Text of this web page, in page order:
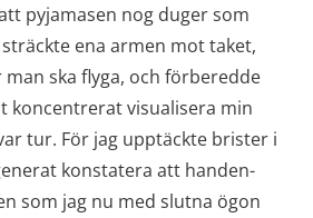
pyjamasen nog duger som
sträckte ena armen mot taket,
ska flyga, och förberedde
koncentrerat visualisera min
tur. För jag upptäckte brister i
konstatera att handen-
som jag nu med slutna ögon